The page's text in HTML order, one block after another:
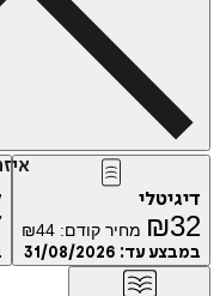
דיגיטלי
₪32 מחיר קודם: ₪44
במבצע עד: 31/08/2026